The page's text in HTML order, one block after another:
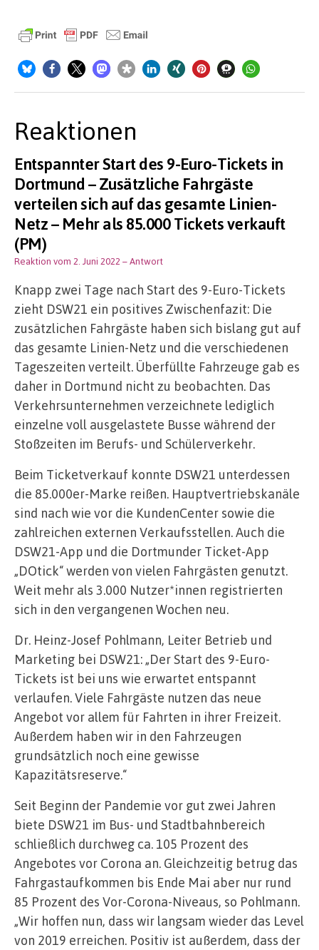
Reaktionen
Entspannter Start des 9-Euro-Tickets in
Dortmund – Zusätzliche Fahrgäste
verteilen sich auf das gesamte Linien-
Netz – Mehr als 85.000 Tickets verkauft
(PM)
Reaktion vom 2. Juni 2022 – Antwort
Knapp zwei Tage nach Start des 9-Euro-Tickets
zieht DSW21 ein positives Zwischenfazit: Die
zusätzlichen Fahrgäste haben sich bislang gut auf
das gesamte Linien-Netz und die verschiedenen
Tageszeiten verteilt. Überfüllte Fahrzeuge gab es
daher in Dortmund nicht zu beobachten. Das
Verkehrsunternehmen verzeichnete lediglich
einzelne voll ausgelastete Busse während der
Stoßzeiten im Berufs- und Schülerverkehr.
Beim Ticketverkauf konnte DSW21 unterdessen
die 85.000er-Marke reißen. Hauptvertriebskanäle
sind nach wie vor die KundenCenter sowie die
zahlreichen externen Verkaufsstellen. Auch die
DSW21-App und die Dortmunder Ticket-App
„DOtick“ werden von vielen Fahrgästen genutzt.
Weit mehr als 3.000 Nutzer*innen registrierten
sich in den vergangenen Wochen neu.
Dr. Heinz-Josef Pohlmann, Leiter Betrieb und
Marketing bei DSW21: „Der Start des 9-Euro-
Tickets ist bei uns wie erwartet entspannt
verlaufen. Viele Fahrgäste nutzen das neue
Angebot vor allem für Fahrten in ihrer Freizeit.
Außerdem haben wir in den Fahrzeugen
grundsätzlich noch eine gewisse
Kapazitätsreserve.“
Seit Beginn der Pandemie vor gut zwei Jahren
biete DSW21 im Bus- und Stadtbahnbereich
schließlich durchweg ca. 105 Prozent des
Angebotes vor Corona an. Gleichzeitig betrug das
Fahrgastaufkommen bis Ende Mai aber nur rund
85 Prozent des Vor-Corona-Niveaus, so Pohlmann.
„Wir hoffen nun, dass wir langsam wieder das Level
von 2019 erreichen. Positiv ist außerdem, dass der